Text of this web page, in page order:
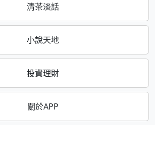
清茶淡話
小說天地
投資理財
關於APP